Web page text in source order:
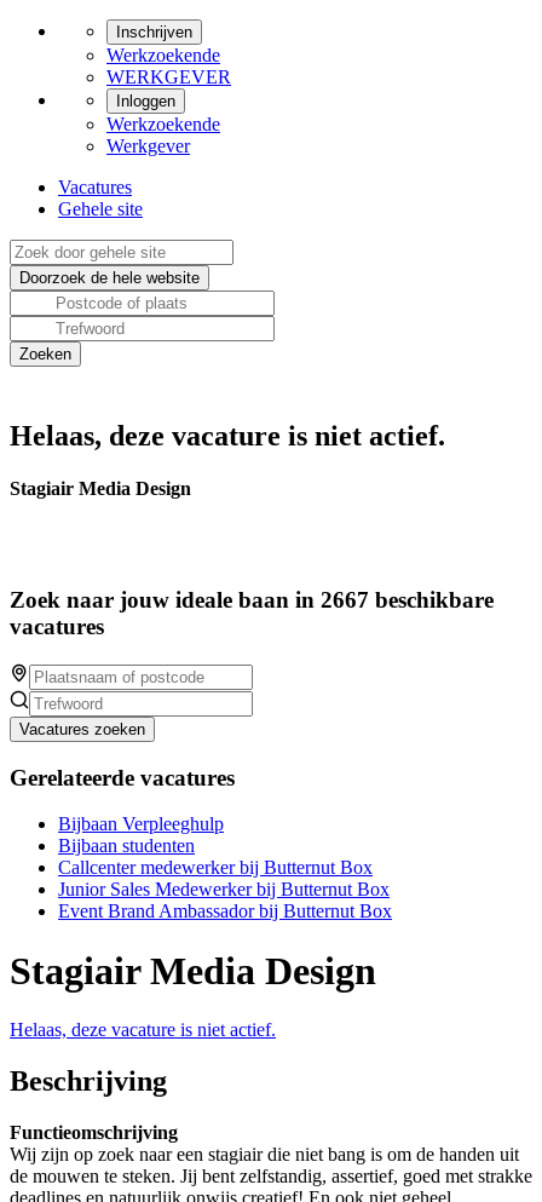
Inschrijven
Werkzoekende
WERKGEVER
Inloggen
Werkzoekende
Werkgever
Vacatures
Gehele site
Helaas, deze vacature is niet actief.
Stagiair Media Design
Zoek naar jouw ideale baan in 2667 beschikbare
vacatures
Vacatures zoeken
Gerelateerde vacatures
Bijbaan Verpleeghulp
Bijbaan studenten
Callcenter medewerker bij Butternut Box
Junior Sales Medewerker bij Butternut Box
Event Brand Ambassador bij Butternut Box
Stagiair Media Design
Helaas, deze vacature is niet actief.
Beschrijving
Functieomschrijving
Wij zijn op zoek naar een stagiair die niet bang is om de handen uit
de mouwen te steken. Jij bent zelfstandig, assertief, goed met strakke
deadlines en natuurlijk onwijs creatief! En ook niet geheel